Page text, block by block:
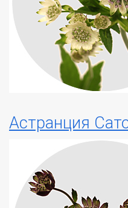
Астранция